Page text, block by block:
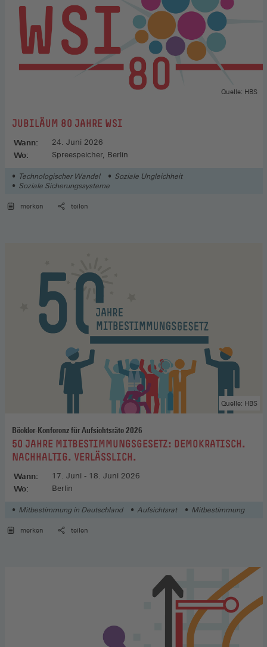
:JUBILÄUM 80 JAHRE WSI
Quelle: HBS
Wann: 24. Juni 2026
Wo: Spreespeicher, Berlin
Technologischer Wandel
Soziale Ungleichheit
Soziale Sicherungssysteme
merken teilen
Böckler-Konferenz für Aufsichtsräte 2026
:50 JAHRE MITBESTIMMUNGSGESETZ: DEMOKRATISCH.
NACHHALTIG. VERLÄSSLICH.
Quelle: HBS
Wann: 17. Juni - 18. Juni 2026
Wo: Berlin
Mitbestimmung in Deutschland Aufsichtsrat Mitbestimmung
merken teilen